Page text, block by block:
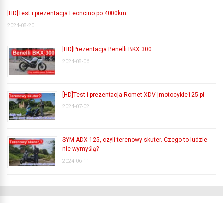
[HD]Test i prezentacja Leoncino po 4000km
2024-08-20
[HD]Prezentacja Benelli BKX 300
2024-08-06
[HD]Test i prezentacja Romet XDV |motocykle125.pl
2024-07-02
SYM ADX 125, czyli terenowy skuter. Czego to ludzie
nie wymyślą?
2024-06-11